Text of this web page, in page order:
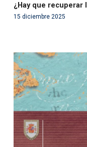
¿Hay que recuperar
15 diciembre 2025
Warning
: Use of
'php' (this will throw
in/var/www/
content/themes/
on line